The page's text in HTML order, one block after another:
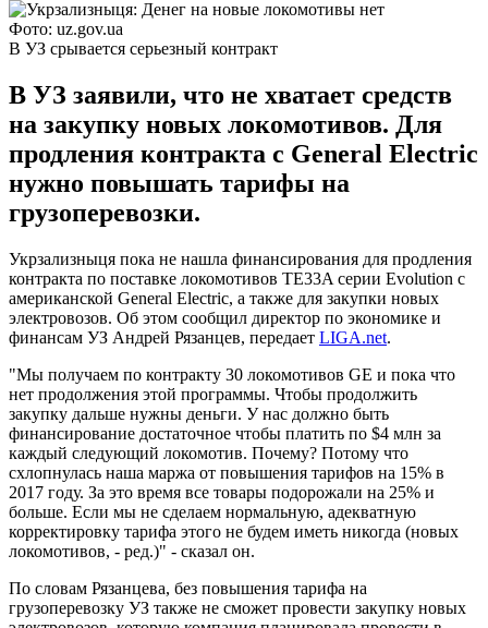
Фото: uz.gov.ua
В УЗ срывается серьезный контракт
В УЗ заявили, что не хватает средств
на закупку новых локомотивов. Для
продления контракта с General Electric
нужно повышать тарифы на
грузоперевозки.
Укрзализныця пока не нашла финансирования для продления
контракта по поставке локомотивов TE33A серии Evolution с
американской General Electric, а также для закупки новых
электровозов. Об этом сообщил директор по экономике и
финансам УЗ Андрей Рязанцев, передает LIGA.net.
"Мы получаем по контракту 30 локомотивов GE и пока что
нет продолжения этой программы. Чтобы продолжить
закупку дальше нужны деньги. У нас должно быть
финансирование достаточное чтобы платить по $4 млн за
каждый следующий локомотив. Почему? Потому что
схлопнулась наша маржа от повышения тарифов на 15% в
2017 году. За это время все товары подорожали на 25% и
больше. Если мы не сделаем нормальную, адекватную
корректировку тарифа этого не будем иметь никогда (новых
локомотивов, - ред.)" - сказал он.
По словам Рязанцева, без повышения тарифа на
грузоперевозку УЗ также не сможет провести закупку новых